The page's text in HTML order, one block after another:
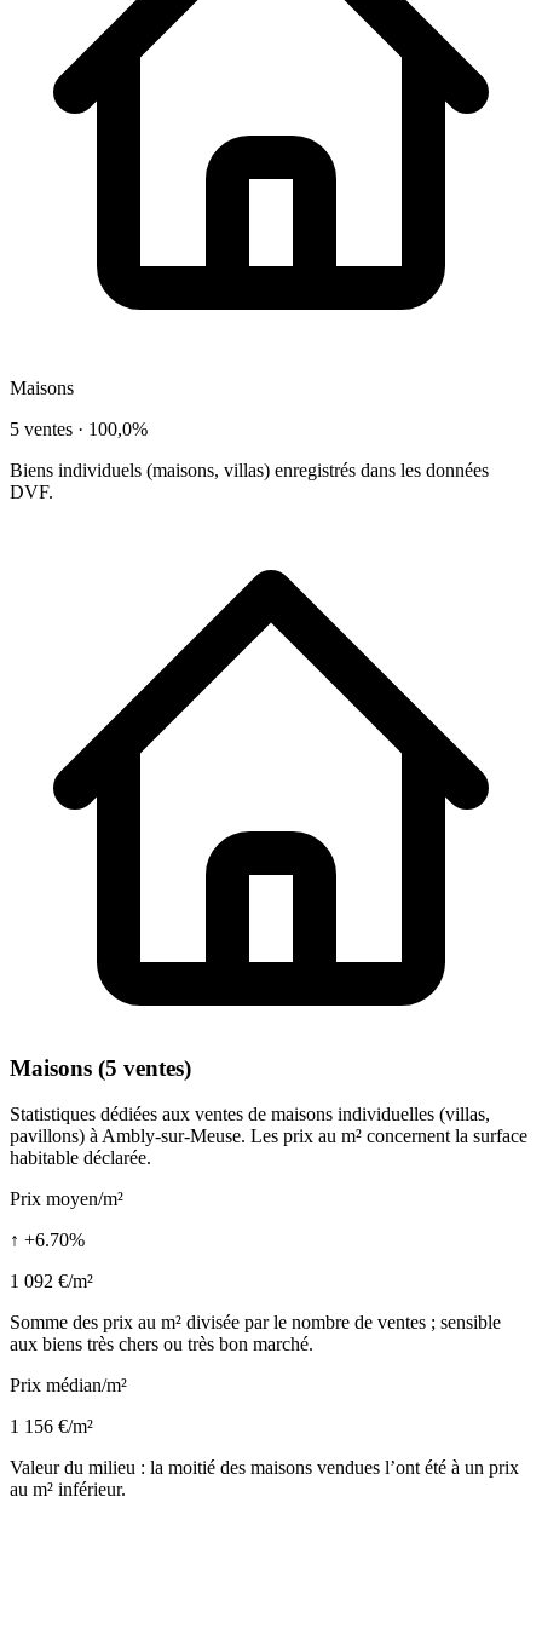
Maisons
5 ventes · 100,0%
Biens individuels (maisons, villas) enregistrés dans les données
DVF.
Maisons (5 ventes)
Statistiques dédiées aux ventes de maisons individuelles (villas,
pavillons) à Ambly-sur-Meuse. Les prix au m² concernent la surface
habitable déclarée.
Prix moyen/m²
↑ +6.70%
1 092 €/m²
Somme des prix au m² divisée par le nombre de ventes ; sensible
aux biens très chers ou très bon marché.
Prix médian/m²
1 156 €/m²
Valeur du milieu : la moitié des maisons vendues l’ont été à un prix
au m² inférieur.